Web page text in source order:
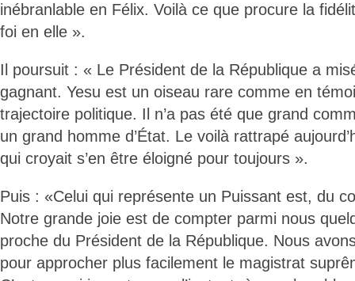
inébranlable en Félix. Voilà ce que procure la
foi en elle ».
Il poursuit : « Le Président de la République a
gagnant. Yesu est un oiseau rare comme en
trajectoire politique. Il n’a pas été que grand
un grand homme d’État. Le voilà rattrapé
qui croyait s’en être éloigné pour toujours ».
Puis : «Celui qui représente un Puissant est, du
Notre grande joie est de compter parmi nous
proche du Président de la République. Nous
pour approcher plus facilement le magistrat